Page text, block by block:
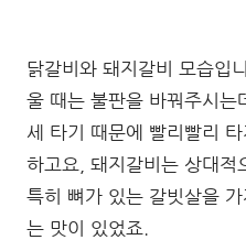
닭갈비와 돼지갈비 모습입
울 때는 불판을 바꿔주시
세 타기 때문에 빨리빨리
하고요, 돼지갈비는 상대적
특히 뼈가 있는 갈빗살을
는 맛이 있었죠.